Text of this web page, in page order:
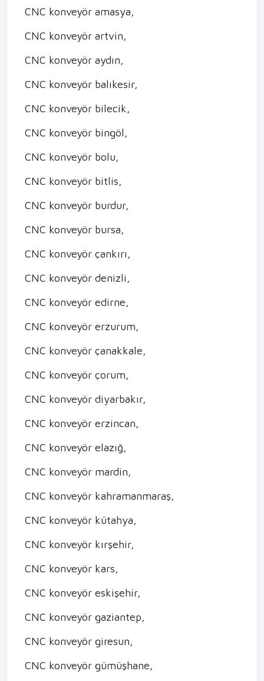
CNC konveyör amasya,
CNC konveyör artvin,
CNC konveyör aydın,
CNC konveyör balıkesir,
CNC konveyör bilecik,
CNC konveyör bingöl,
CNC konveyör bolu,
CNC konveyör bitlis,
CNC konveyör burdur,
CNC konveyör bursa,
CNC konveyör çankırı,
CNC konveyör denizli,
CNC konveyör edirne,
CNC konveyör erzurum,
CNC konveyör çanakkale,
CNC konveyör çorum,
CNC konveyör diyarbakır,
CNC konveyör erzincan,
CNC konveyör elazığ,
CNC konveyör mardin,
CNC konveyör kahramanmaraş,
CNC konveyör kütahya,
CNC konveyör kırşehir,
CNC konveyör kars,
CNC konveyör eskişehir,
CNC konveyör gaziantep,
CNC konveyör giresun,
CNC konveyör gümüşhane,